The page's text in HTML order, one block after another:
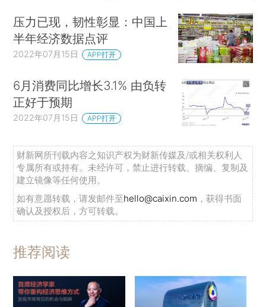
压力已现，韧性彰显：中国上
半年经济数据点评
2022年07月15日 APP打开
6月消费同比增长3.1% 由负转
正好于预期
2022年07月15日 APP打开
财新网所刊载内容之知识产权为财新传媒及/或相关权利人
专属所有或持有。未经许可，禁止进行转载、摘编、复制及
建立镜像等任何使用。
如有意愿转载，请发邮件至hello@caixin.com ，获得书面
确认及授权后，方可转载。
推荐阅读